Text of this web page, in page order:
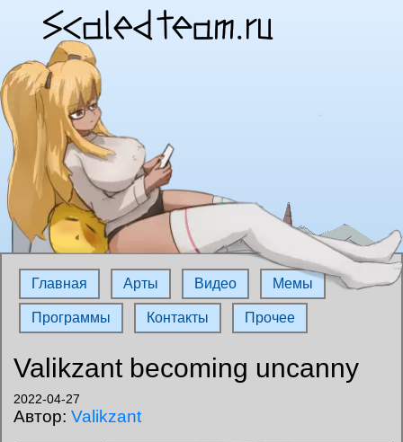
Главная Арты Видео Мемы
Программы Контакты Прочее
Valikzant becoming uncanny
2022-04-27
Автор:Valikzant